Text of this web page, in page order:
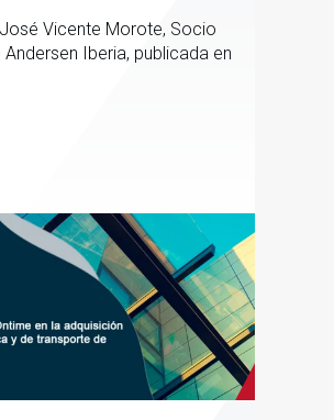
Vicente Morote, Socio
Andersen Iberia, publicada en